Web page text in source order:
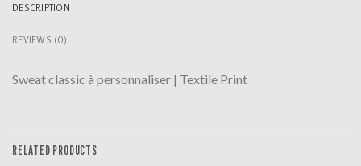
DESCRIPTION
REVIEWS (0)
Sweat classic à personnaliser | Textile Print
RELATED PRODUCTS